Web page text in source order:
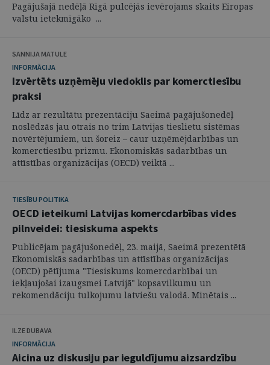
Pagājušajā nedēļā Rīgā pulcējās ievērojams skaits Eiropas
valstu ietekmīgāko ...
SANNIJA MATULE
INFORMĀCIJA
Izvērtēts uzņēmēju viedoklis par komerctiesību
praksi
Līdz ar rezultātu prezentāciju Saeimā pagājušonedēļ
noslēdzās jau otrais no trim Latvijas tieslietu sistēmas
novērtējumiem, un šoreiz – caur uzņēmējdarbības un
komerctiesību prizmu. Ekonomiskās sadarbības un
attīstības organizācijas (OECD) veiktā ...
TIESĪBU POLITIKA
OECD ieteikumi Latvijas komercdarbības vides
pilnveidei: tiesiskuma aspekts
Publicējam pagājušonedēļ, 23. maijā, Saeimā prezentētā
Ekonomiskās sadarbības un attīstības organizācijas
(OECD) pētījuma "Tiesiskums komercdarbībai un
iekļaujošai izaugsmei Latvijā" kopsavilkumu un
rekomendāciju tulkojumu latviešu valodā. Minētais ...
ILZE DUBAVA
INFORMĀCIJA
Aicina uz diskusiju par ieguldījumu aizsardzību